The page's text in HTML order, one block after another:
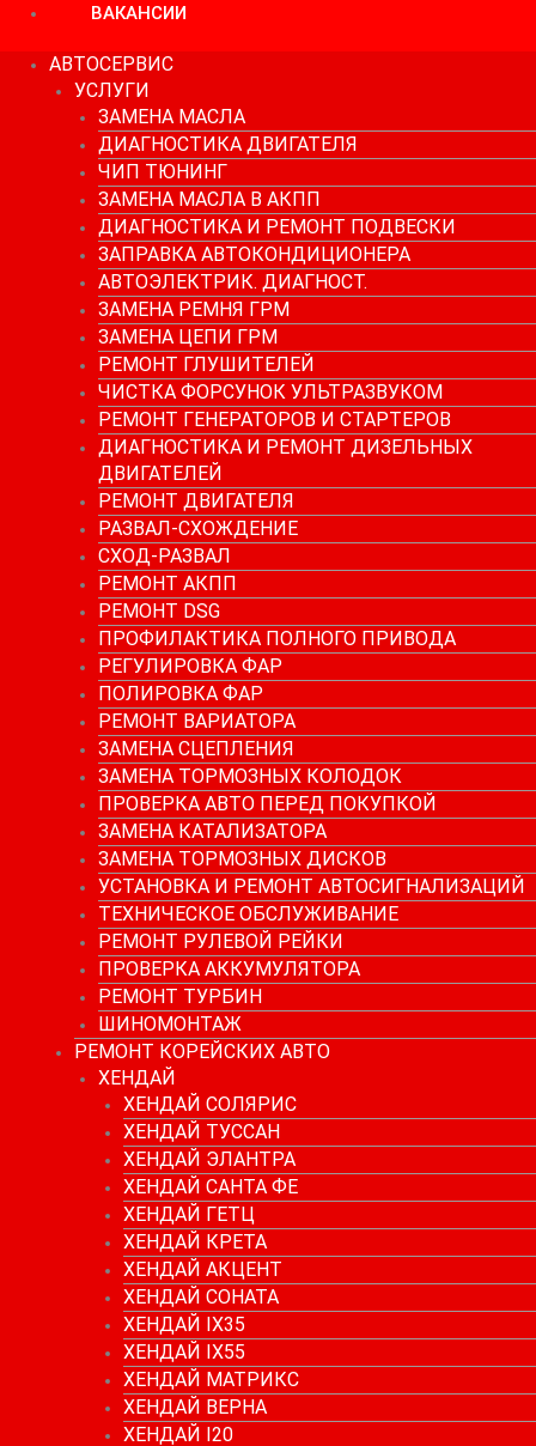
ВАКАНСИИ
АВТОСЕРВИС
УСЛУГИ
ЗАМЕНА МАСЛА
ДИАГНОСТИКА ДВИГАТЕЛЯ
ЧИП ТЮНИНГ
ЗАМЕНА МАСЛА В АКПП
ДИАГНОСТИКА И РЕМОНТ ПОДВЕСКИ
ЗАПРАВКА АВТОКОНДИЦИОНЕРА
АВТОЭЛЕКТРИК. ДИАГНОСТ.
ЗАМЕНА РЕМНЯ ГРМ
ЗАМЕНА ЦЕПИ ГРМ
РЕМОНТ ГЛУШИТЕЛЕЙ
ЧИСТКА ФОРСУНОК УЛЬТРАЗВУКОМ
РЕМОНТ ГЕНЕРАТОРОВ И СТАРТЕРОВ
ДИАГНОСТИКА И РЕМОНТ ДИЗЕЛЬНЫХ
ДВИГАТЕЛЕЙ
РЕМОНТ ДВИГАТЕЛЯ
РАЗВАЛ-СХОЖДЕНИЕ
СХОД-РАЗВАЛ
РЕМОНТ АКПП
РЕМОНТ DSG
ПРОФИЛАКТИКА ПОЛНОГО ПРИВОДА
РЕГУЛИРОВКА ФАР
ПОЛИРОВКА ФАР
РЕМОНТ ВАРИАТОРА
ЗАМЕНА СЦЕПЛЕНИЯ
ЗАМЕНА ТОРМОЗНЫХ КОЛОДОК
ПРОВЕРКА АВТО ПЕРЕД ПОКУПКОЙ
ЗАМЕНА КАТАЛИЗАТОРА
ЗАМЕНА ТОРМОЗНЫХ ДИСКОВ
УСТАНОВКА И РЕМОНТ АВТОСИГНАЛИЗАЦИЙ
ТЕХНИЧЕСКОЕ ОБСЛУЖИВАНИЕ
РЕМОНТ РУЛЕВОЙ РЕЙКИ
ПРОВЕРКА АККУМУЛЯТОРА
РЕМОНТ ТУРБИН
ШИНОМОНТАЖ
РЕМОНТ КОРЕЙСКИХ АВТО
ХЕНДАЙ
ХЕНДАЙ СОЛЯРИС
ХЕНДАЙ ТУССАН
ХЕНДАЙ ЭЛАНТРА
ХЕНДАЙ САНТА ФЕ
ХЕНДАЙ ГЕТЦ
ХЕНДАЙ КРЕТА
ХЕНДАЙ АКЦЕНТ
ХЕНДАЙ СОНАТА
ХЕНДАЙ IX35
ХЕНДАЙ IX55
ХЕНДАЙ МАТРИКС
ХЕНДАЙ ВЕРНА
ХЕНДАЙ I20